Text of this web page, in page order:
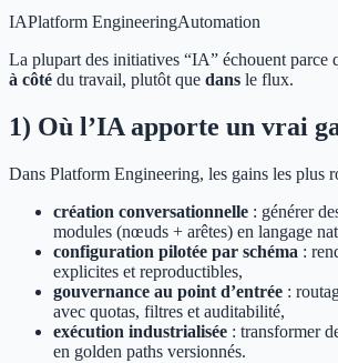
IAPlatform EngineeringAutomation
La plupart des initiatives “IA” échouent parce
à côté du travail, plutôt que dans le flux.
1) Où l’IA apporte un vrai
Dans Platform Engineering, les gains les plus
création conversationnelle : générer
modules (nœuds + arêtes) en langage
configuration pilotée par schéma :
explicites et reproductibles,
gouvernance au point d’entrée :
avec quotas, filtres et auditabilité,
exécution industrialisée : transformer
en golden paths versionnés.